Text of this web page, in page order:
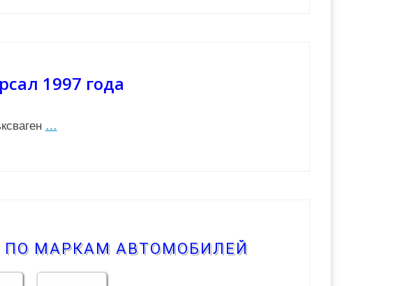
1997 года
…
ПО МАРКАМ АВТОМОБИЛЕЙ